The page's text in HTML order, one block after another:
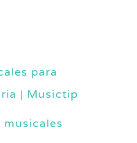
para
| Musictip